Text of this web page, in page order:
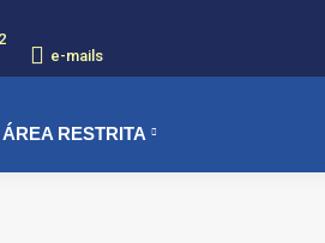
e-mails
ÁREA RESTRITA